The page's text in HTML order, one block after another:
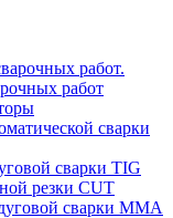
работ
сварки
сварки TIG
резки CUT
сварки MMA